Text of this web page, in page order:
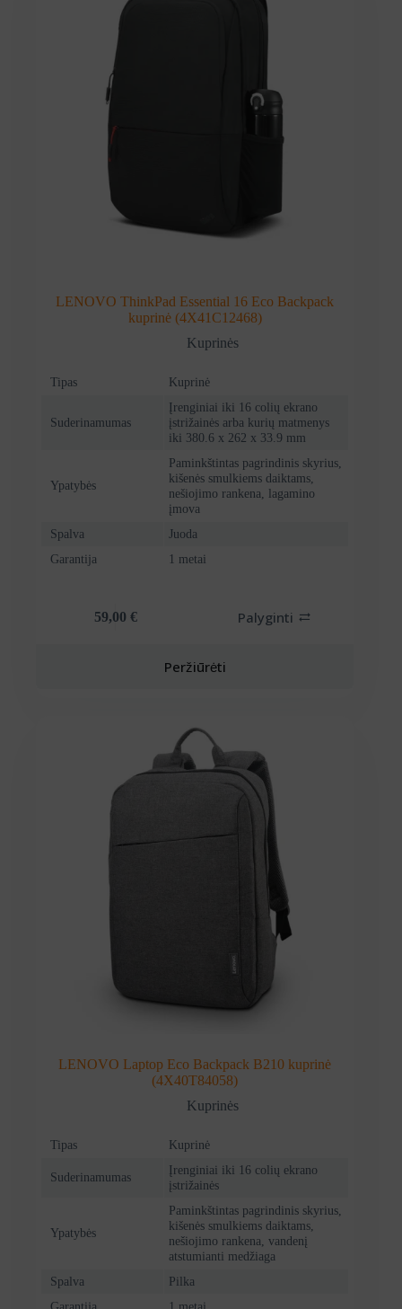
LENOVO ThinkPad Essential 16 Eco Backpack
kuprinė (4X41C12468)
Kuprinės
Tipas Kuprinė
Suderinamumas
Įrenginiai iki 16 colių ekrano
įstrižainės arba kurių matmenys
iki 380.6 x 262 x 33.9 mm
Ypatybės
Paminkštintas pagrindinis skyrius,
kišenės smulkiems daiktams,
nešiojimo rankena, lagamino
įmova
Spalva
Juoda
Garantija
1 metai
59,00 € Palyginti
Peržiūrėti
LENOVO Laptop Eco Backpack B210 kuprinė
(4X40T84058)
Kuprinės
Tipas Kuprinė
Suderinamumas
Įrenginiai iki 16 colių ekrano
įstrižainės
Ypatybės
Paminkštintas pagrindinis skyrius,
kišenės smulkiems daiktams,
nešiojimo rankena, vandenį
atstumianti medžiaga
Spalva
Pilka